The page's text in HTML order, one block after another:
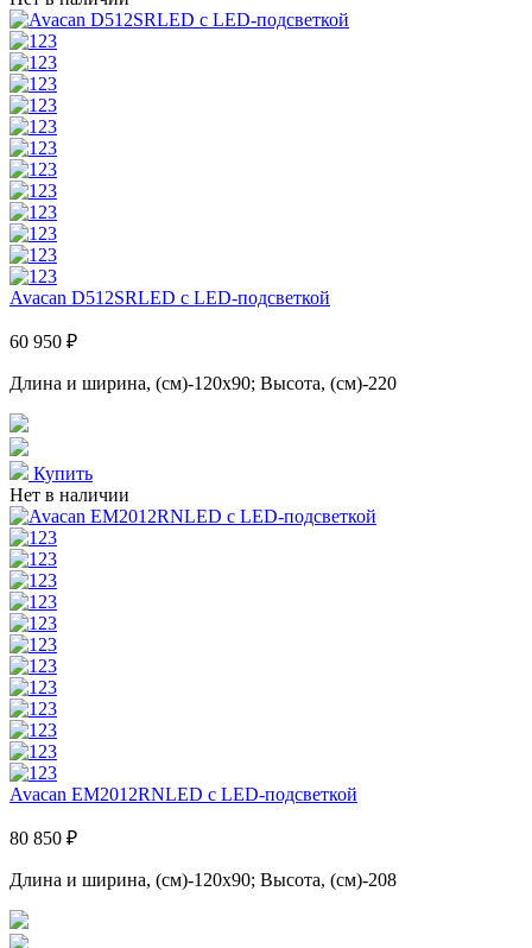
Avacan D512SRLED с LED-подсветкой
60 950 ₽
Длина и ширина, (см)-120x90; Высота, (см)-220
Купить
Нет в наличии
Avacan EM2012RNLED с LED-подсветкой
80 850 ₽
Длина и ширина, (см)-120x90; Высота, (см)-208